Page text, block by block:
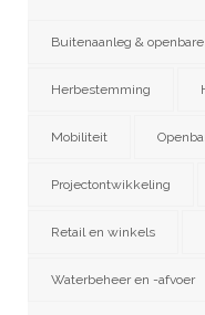
Buitenaanleg &
Herbestemming
Mobiliteit
Projectontwikkeling
Retail en winkels
Waterbeheer en -afvoer